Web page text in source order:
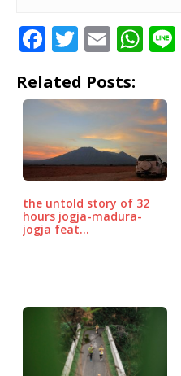
F
c
e
b
o
o
k
T
it
te
r
E
ai
W
at
s
A
p
p
Related Posts:
the untold story of 32
hours jogja-madura-
jogja feat…